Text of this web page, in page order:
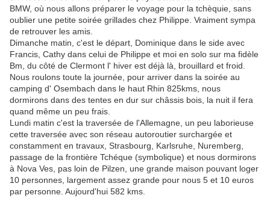
BMW, où nous allons préparer le voyage pour la tchèquie, sans
oublier une petite soirée grillades chez Philippe. Vraiment sympa
de retrouver les amis.
Dimanche matin, c'est le départ, Dominique dans le side avec
Francis, Cathy dans celui de Philippe et moi en solo sur ma fidèle
Bm, du côté de Clermont l' hiver est déjà là, brouillard et froid.
Nous roulons toute la journée, pour arriver dans la soirée au
camping d' Osembach dans le haut Rhin 825kms, nous
dormirons dans des tentes en dur sur châssis bois, la nuit il fera
quand même un peu frais.
Lundi matin c'est la traversée de l'Allemagne, un peu laborieuse
cette traversée avec son réseau autoroutier surchargée et
constamment en travaux, Strasbourg, Karlsruhe, Nuremberg,
passage de la frontière Tchéque (symbolique) et nous dormirons
à Nova Ves, pas loin de Pilzen, une grande maison pouvant loger
10 personnes, largement assez grande pour nous 5 et 10 euros
par personne. Aujourd'hui 582 kms.